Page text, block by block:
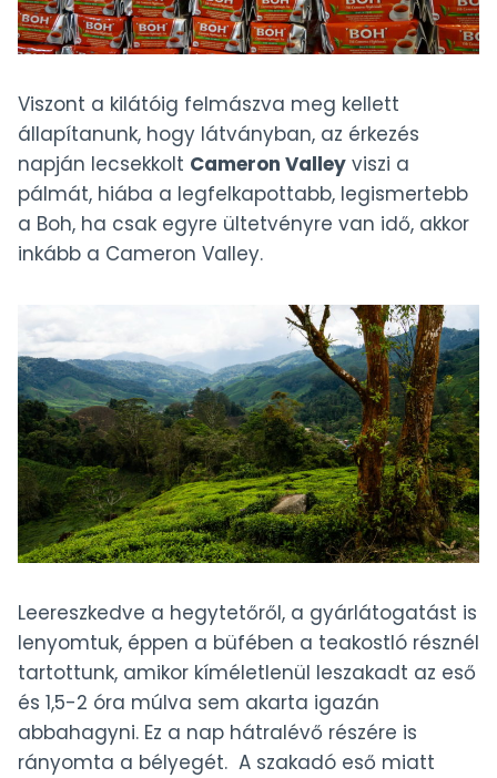
Viszont a kilátóig felmászva meg kellett
állapítanunk, hogy látványban, az érkezés
napján lecsekkolt Cameron Valley viszi a
pálmát, hiába a legfelkapottabb, legismertebb
a Boh, ha csak egyre ültetvényre van idő, akkor
inkább a Cameron Valley.
Leereszkedve a hegytetőről, a gyárlátogatást is
lenyomtuk, éppen a büfében a teakostló résznél
tartottunk, amikor kíméletlenül leszakadt az eső
és 1,5-2 óra múlva sem akarta igazán
abbahagyni. Ez a nap hátralévő részére is
rányomta a bélyegét. A szakadó eső miatt